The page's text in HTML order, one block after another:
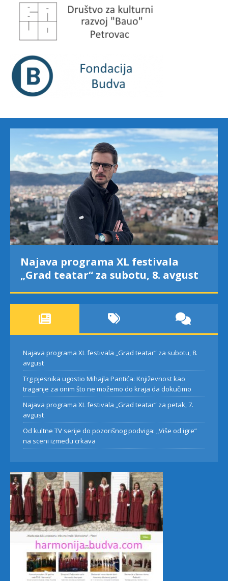
Najava programa XL festivala
„Grad teatar“ za subotu, 8. avgust
Najava programa XL festivala „Grad teatar“ za subotu, 8.
avgust
Trg pjesnika ugostio Mihajla Pantića: Književnost kao
traganje za onim što ne možemo do kraja da dokučimo
Najava programa XL festivala „Grad teatar“ za petak, 7.
avgust
Od kultne TV serije do pozorišnog podviga: „Više od igre”
na sceni između crkava